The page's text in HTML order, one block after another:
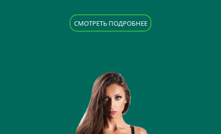
CМОТРЕТЬ ПОДРОБНЕЕ